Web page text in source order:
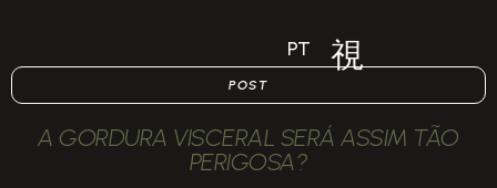
PT
POST
A GORDURA VISCERAL SERÁ ASSIM TÃO
PERIGOSA?